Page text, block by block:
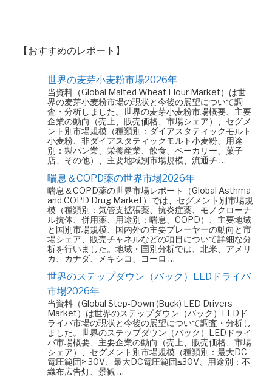
【おすすめのレポート】
世界の麦芽小麦粉市場2026年
当資料（Global Malted Wheat Flour Market）は世
界の麦芽小麦粉市場の現状と今後の展望について調
査・分析しました。世界の麦芽小麦粉市場概要、主要
企業の動向（売上、販売価格、市場シェア）、セグメ
ント別市場規模（種類別：ダイアスタティックモルト
小麦粉、非ダイアスタティックモルト小麦粉、用途
別：製パン業、栄養産業、飲食、ベーカリー、菓子
店、その他）、主要地域別市場規模、流通チ …
喘息＆COPD薬の世界市場2026年
喘息＆COPD薬の世界市場レポート（Global Asthma
and COPD Drug Market）では、セグメント別市場規
模（種類別：気管支拡張薬、抗炎症薬、モノクローナ
ル抗体、併用薬、用途別：喘息、COPD）、主要地域
と国別市場規模、国内外の主要プレーヤーの動向と市
場シェア、販売チャネルなどの項目について詳細な分
析を行いました。地域・国別分析では、北米、アメリ
カ、カナダ、メキシコ、ヨーロ …
世界のステップダウン（バック）LEDドライバ
市場2026年
当資料（Global Step-Down (Buck) LED Drivers
Market）は世界のステップダウン（バック）LEDド
ライバ市場の現状と今後の展望について調査・分析し
ました。世界のステップダウン（バック）LEDドライ
バ市場概要、主要企業の動向（売上、販売価格、市場
シェア）、セグメント別市場規模（種類別：最大DC
電圧範囲> 30V、最大DC電圧範囲≤30V、用途別：不
織布広告灯、景観 …